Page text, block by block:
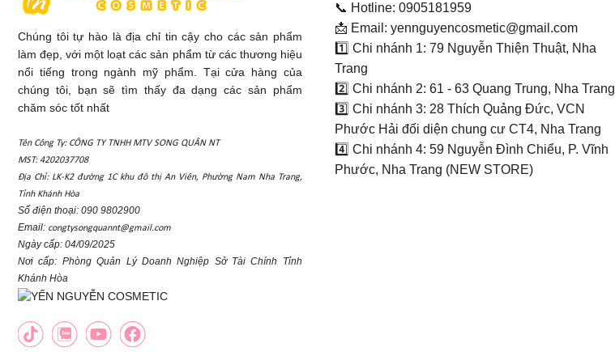
Chúng tôi tự hào là địa chỉ tin cậy cho các sản phẩm
làm đẹp, với một loạt các sản phẩm từ các thương hiệu
nổi tiếng trong ngành mỹ phẩm. Tại cửa hàng của
chúng tôi, bạn sẽ tìm thấy đa dạng các sản phẩm
chăm sóc tốt nhất
Tên Công Ty: CÔNG TY TNHH MTV SONG QUÂN NT
MST: 4202037708
Địa Chỉ: LK-K2 đường 1C khu đô thị An Viên, Phường Nam Nha Trang,
Tỉnh Khánh Hòa
Số điện thoại: 090 9802900
Email: congtysongquannt@gmail.com
Ngày cấp: 04/09/2025
Nơi cấp: Phòng Quản Lý Doanh Nghiệp Sở Tài Chính Tỉnh
Khánh Hòa
📞 Hotline: 0905181959
📩 Email: yennguyencosmetic@gmail.com
1️⃣ Chi nhánh 1: 79 Nguyễn Thiện Thuật, Nha
Trang
2️⃣ Chi nhánh 2: 61 - 63 Quang Trung, Nha Trang
3️⃣ Chi nhánh 3: 28 Thích Quảng Đức, VCN
Phước Hải đối diện chung cư CT4, Nha Trang
4️⃣ Chi nhánh 4: 59 Nguyễn Đình Chiểu, P. Vĩnh
Phước, Nha Trang (NEW STORE)